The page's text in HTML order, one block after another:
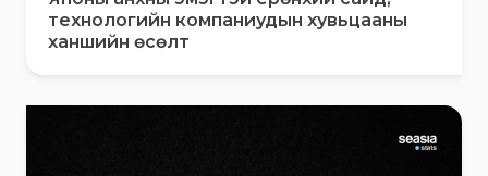
технологийн компаниудын хувьцааны
ханшийн өсөлт